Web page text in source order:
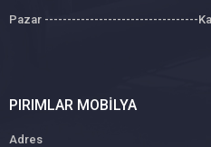
Pazar ----------------------------------
PIRIMLAR MOBILYA
Adres